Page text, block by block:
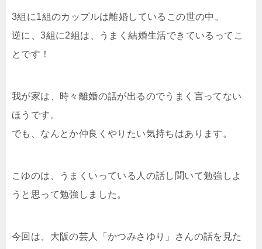
3組に1組のカップルは離婚しているこの世の中。
逆に、3組に2組は、うまく結婚生活できているってこ
とです！
我が家は、時々離婚の話が出るのでうまく言ってない
ほうです。
でも、なんとか仲良くやりたい気持ちはあります。
こゆのは、うまくいっている人の話し聞いて勉強しよ
うと思って勉強しました。
今回は、大阪の芸人「かつみさゆり」さんの話を見た